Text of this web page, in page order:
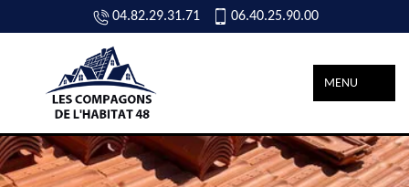
04.82.29.31.71 06.40.25.90.00
MENU